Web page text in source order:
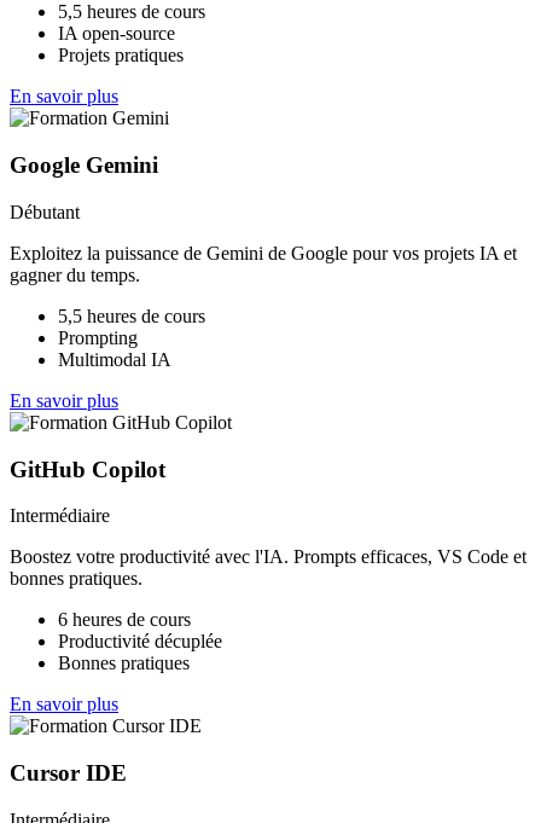
5,5 heures de cours
IA open-source
Projets pratiques
En savoir plus
Google Gemini
Débutant
Exploitez la puissance de Gemini de Google pour vos projets IA et
gagner du temps.
5,5 heures de cours
Prompting
Multimodal IA
En savoir plus
GitHub Copilot
Intermédiaire
Boostez votre productivité avec l'IA. Prompts efficaces, VS Code et
bonnes pratiques.
6 heures de cours
Productivité décuplée
Bonnes pratiques
En savoir plus
Cursor IDE